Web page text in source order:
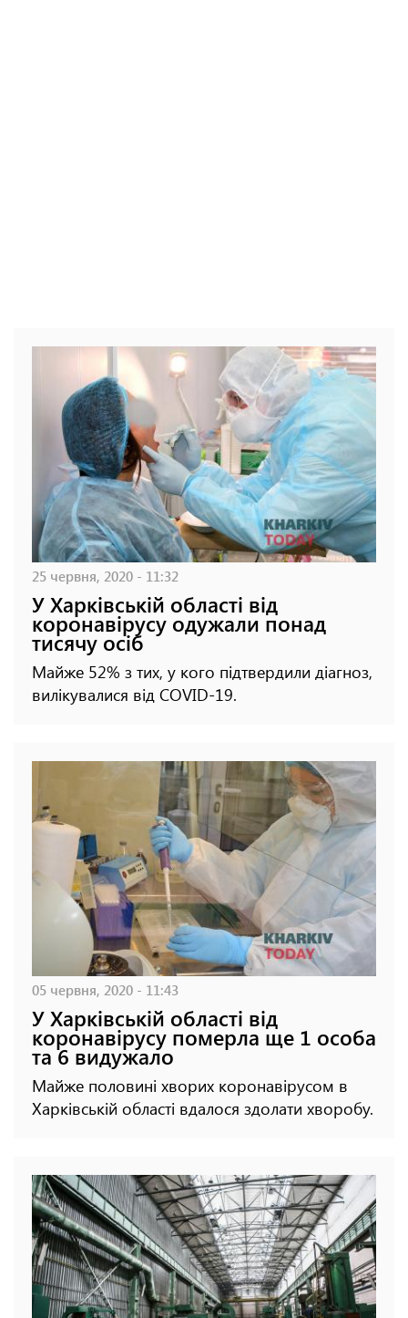
25 червня, 2020 - 11:32
У Харківській області від
коронавірусу одужали понад
тисячу осіб
Майже 52% з тих, у кого підтвердили діагноз,
вилікувалися від COVID-19.
05 червня, 2020 - 11:43
У Харківській області від
коронавірусу померла ще 1 особа
та 6 видужало
Майже половині хворих коронавірусом в
Харківській області вдалося здолати хворобу.